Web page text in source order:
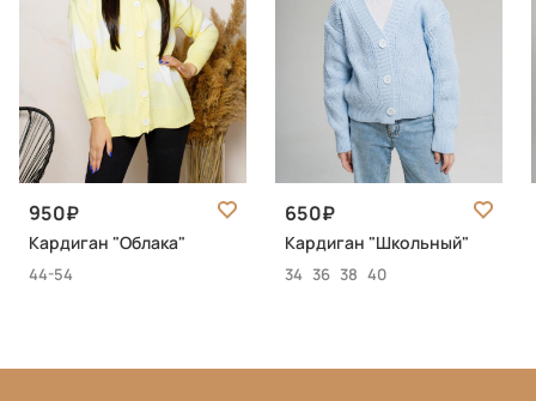
950
Кардиган "Облака"
44-54
650
Кардиган "Школьный"
34 36 38 40